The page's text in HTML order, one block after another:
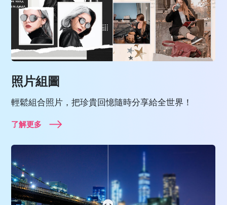
照片組圖
輕鬆組合照片，把珍貴回憶隨時分享給全世界！
了解更多